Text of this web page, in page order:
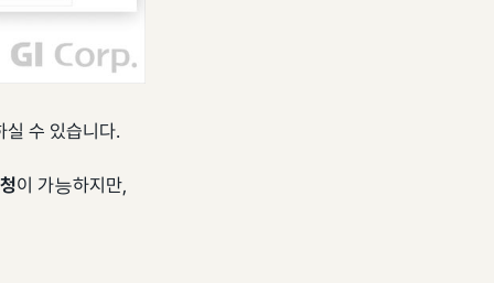
수 있습니다.
이 가능하지만,